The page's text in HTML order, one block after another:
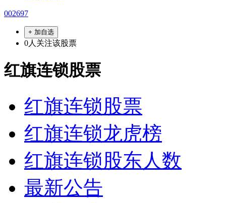
002697
+ 加自选
0人关注该股票
红旗连锁股票
红旗连锁股票
红旗连锁龙虎榜
红旗连锁股东人数
最新公告